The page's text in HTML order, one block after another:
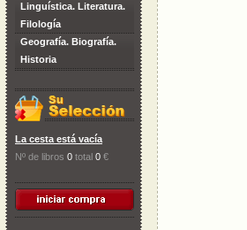
Linguística. Literatura.
Filología
Geografía. Biografía.
Historia
La cesta está vacía
Nº de libros 0 total 0 €